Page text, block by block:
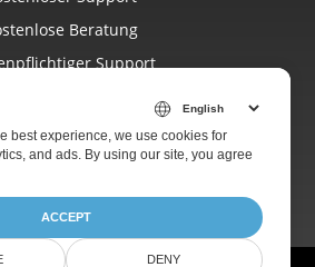
Beratung
Support
Websites
Über
best experience, we use cookies for
and ads. By using our site, you agree
ACCEPT
DENY